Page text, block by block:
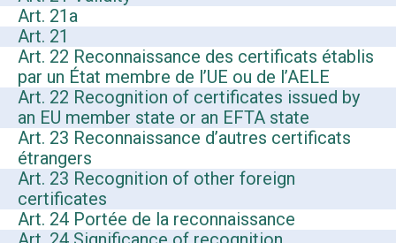
Art. 21a
Art. 21
Art. 22 Reconnaissance des certificats établis
par un État membre de l’UE ou de l’AELE
Art. 22 Recognition of certificates issued by
an EU member state or an EFTA state
Art. 23 Reconnaissance d’autres certificats
étrangers
Art. 23 Recognition of other foreign
certificates
Art. 24 Portée de la reconnaissance